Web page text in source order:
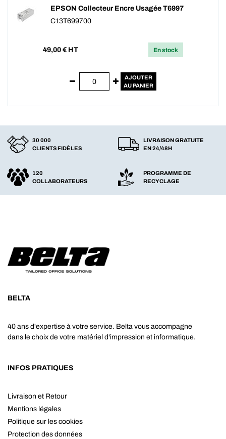
EPSON Collecteur Encre Usagée T6997
C13T699700
49,00 € HT En stock
AJOUTER
AU PANIER
30 000
CLIENTS FIDÈLES
LIVRAISON GRATUITE
EN 24/48H
120
COLLABORATEURS
PROGRAMME DE
RECYCLAGE
BELTA
40 ans d'expertise à votre service. Belta vous accompagne
dans le choix de votre matériel d'impression et informatique.
INFOS PRATIQUES
Livraison et Retour
Mentions légales
Politique sur les cookies
Protection des données